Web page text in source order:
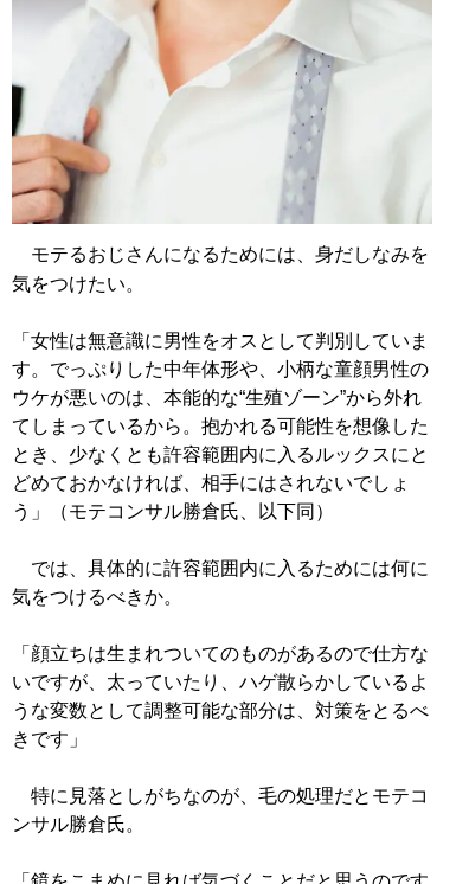
モテるおじさんになるためには、身だしなみを
気をつけたい。
「女性は無意識に男性をオスとして判別していま
す。でっぷりした中年体形や、小柄な童顔男性の
ウケが悪いのは、本能的な“生殖ゾーン”から外れ
てしまっているから。抱かれる可能性を想像した
とき、少なくとも許容範囲内に入るルックスにと
どめておかなければ、相手にはされないでしょ
う」（モテコンサル勝倉氏、以下同）
では、具体的に許容範囲内に入るためには何に
気をつけるべきか。
「顔立ちは生まれついてのものがあるので仕方な
いですが、太っていたり、ハゲ散らかしているよ
うな変数として調整可能な部分は、対策をとるべ
きです」
特に見落としがちなのが、毛の処理だとモテコ
ンサル勝倉氏。